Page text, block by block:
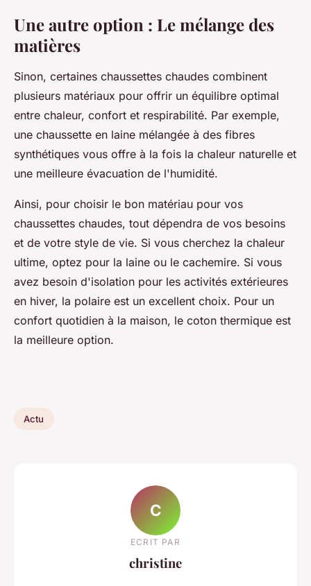
Une autre option : Le mélange des
matières
Sinon, certaines chaussettes chaudes combinent
plusieurs matériaux pour offrir un équilibre optimal
entre chaleur, confort et respirabilité. Par exemple,
une chaussette en laine mélangée à des fibres
synthétiques vous offre à la fois la chaleur naturelle et
une meilleure évacuation de l'humidité.
Ainsi, pour choisir le bon matériau pour vos
chaussettes chaudes, tout dépendra de vos besoins
et de votre style de vie. Si vous cherchez la chaleur
ultime, optez pour la laine ou le cachemire. Si vous
avez besoin d'isolation pour les activités extérieures
en hiver, la polaire est un excellent choix. Pour un
confort quotidien à la maison, le coton thermique est
la meilleure option.
Actu
C
ECRIT PAR
christine